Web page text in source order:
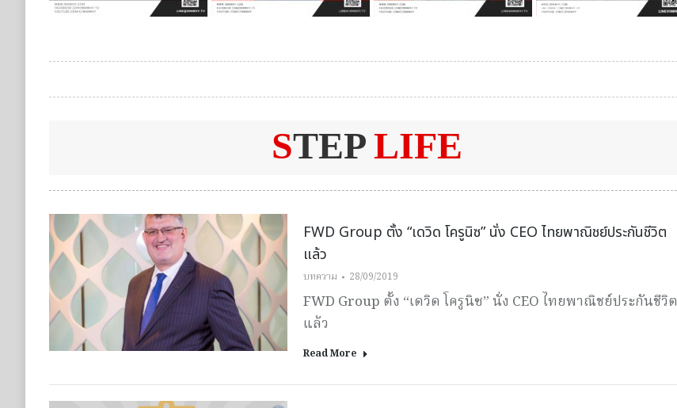
STEP LIFE
FWD Group ตั้ง “เดวิด โครูนิซ” นั่ง CEO ไทยพาณิชย์ประกันชีวิต
แล้ว
บทความ 28/09/2019
FWD Group ตั้ง “เดวิด โครูนิซ” นั่ง CEO ไทยพาณิชย์ประกันชีวิต
แล้ว
Read More